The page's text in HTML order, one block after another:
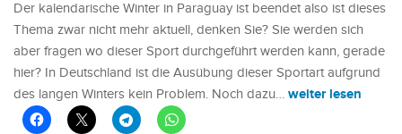
Der kalendarische Winter in Paraguay ist beendet also ist dieses
Thema zwar nicht mehr aktuell, denken Sie? Sie werden sich
aber fragen wo dieser Sport durchgeführt werden kann, gerade
hier? In Deutschland ist die Ausübung dieser Sportart aufgrund
des langen Winters kein Problem. Noch dazu… weiter lesen